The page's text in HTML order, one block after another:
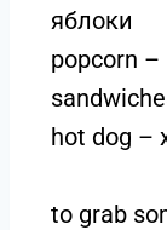
яблоки
popcorn –
hot dog –
to grab